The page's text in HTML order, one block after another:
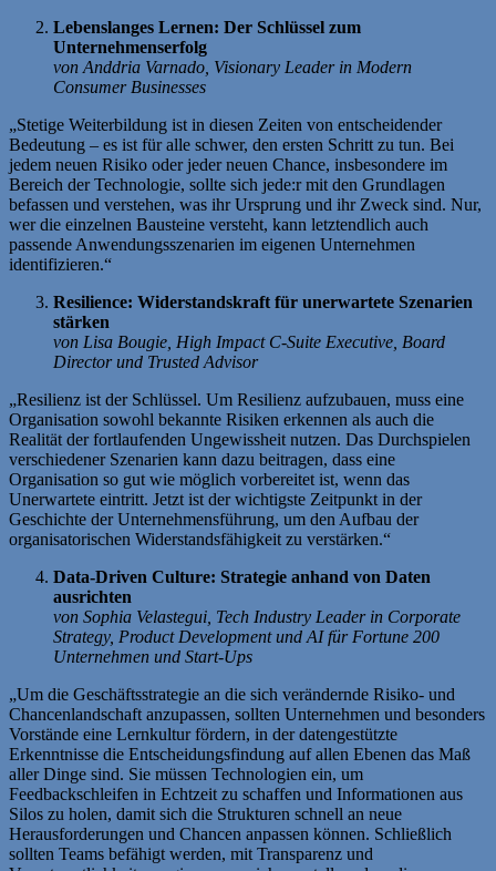
Lebenslanges Lernen: Der Schlüssel zum
Unternehmenserfolg
von Anddria Varnado, Visionary Leader in Modern
Consumer Businesses
„Stetige Weiterbildung ist in diesen Zeiten von entscheidender
Bedeutung – es ist für alle schwer, den ersten Schritt zu tun. Bei
jedem neuen Risiko oder jeder neuen Chance, insbesondere im
Bereich der Technologie, sollte sich jede:r mit den Grundlagen
befassen und verstehen, was ihr Ursprung und ihr Zweck sind. Nur,
wer die einzelnen Bausteine versteht, kann letztendlich auch
passende Anwendungsszenarien im eigenen Unternehmen
identifizieren.“
Resilience: Widerstandskraft für unerwartete Szenarien
stärken
von Lisa Bougie, High Impact C-Suite Executive, Board
Director und Trusted Advisor
„Resilienz ist der Schlüssel. Um Resilienz aufzubauen, muss eine
Organisation sowohl bekannte Risiken erkennen als auch die
Realität der fortlaufenden Ungewissheit nutzen. Das Durchspielen
verschiedener Szenarien kann dazu beitragen, dass eine
Organisation so gut wie möglich vorbereitet ist, wenn das
Unerwartete eintritt. Jetzt ist der wichtigste Zeitpunkt in der
Geschichte der Unternehmensführung, um den Aufbau der
organisatorischen Widerstandsfähigkeit zu verstärken.“
Data-Driven Culture: Strategie anhand von Daten
ausrichten
von Sophia Velastegui, Tech Industry Leader in Corporate
Strategy, Product Development und AI für Fortune 200
Unternehmen und Start-Ups
„Um die Geschäftsstrategie an die sich verändernde Risiko- und
Chancenlandschaft anzupassen, sollten Unternehmen und besonders
Vorstände eine Lernkultur fördern, in der datengestützte
Erkenntnisse die Entscheidungsfindung auf allen Ebenen das Maß
aller Dinge sind. Sie müssen Technologien ein, um
Feedbackschleifen in Echtzeit zu schaffen und Informationen aus
Silos zu holen, damit sich die Strukturen schnell an neue
Herausforderungen und Chancen anpassen können. Schließlich
sollten Teams befähigt werden, mit Transparenz und